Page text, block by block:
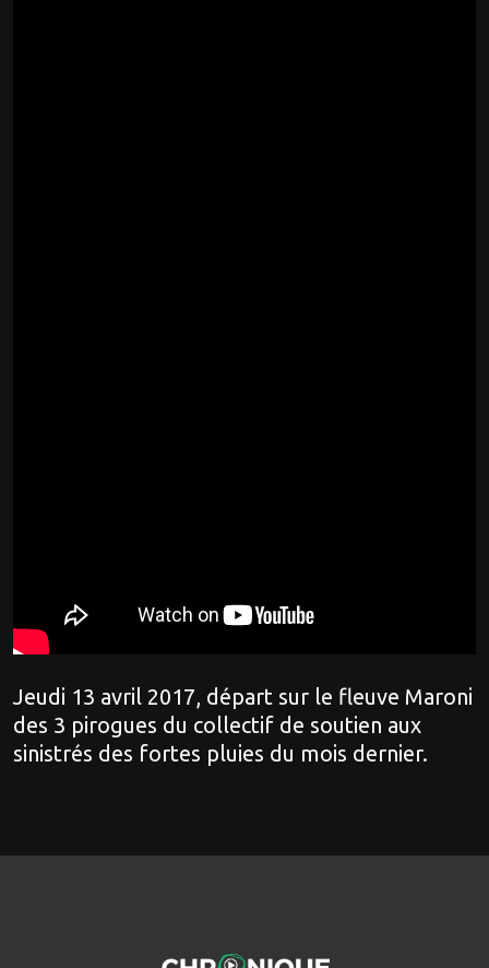
Jeudi 13 avril 2017, départ sur le fleuve Maroni
des 3 pirogues du collectif de soutien aux
sinistrés des fortes pluies du mois dernier.